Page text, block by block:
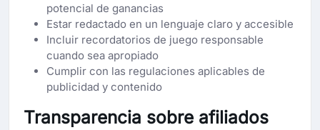
potencial de ganancias
Estar redactado en un lenguaje claro y accesible
Incluir recordatorios de juego responsable
cuando sea apropiado
Cumplir con las regulaciones aplicables de
publicidad y contenido
Transparencia sobre afiliados